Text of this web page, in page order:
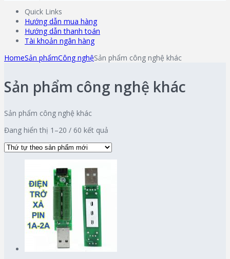
Quick Links
Hướng dẫn mua hàng
Hướng dẫn thanh toán
Tài khoản ngân hàng
HomeSản phẩmCông nghệSản phẩm công nghệ khác
Sản phẩm công nghệ khác
Sản phẩm công nghệ khác
Đang hiển thị 1–20 / 60 kết quả